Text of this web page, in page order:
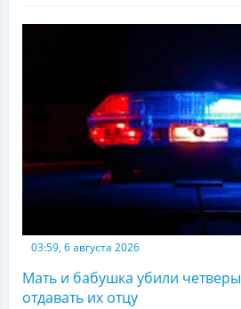
03:59, 6 августа 2026
Мать и бабушка убили
отдавать их отцу